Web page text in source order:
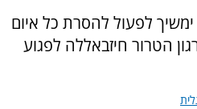
לפעול להסרת כל איום
הטרור חיזבאללה לפגוע